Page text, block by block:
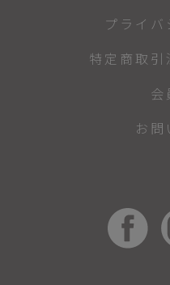
プライ
特定商取
会
お問